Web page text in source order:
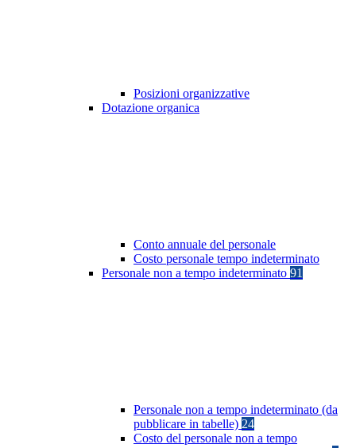
Posizioni organizzative
Dotazione organica
Conto annuale del personale
Costo personale tempo indeterminato
Personale non a tempo indeterminato 91
Personale non a tempo indeterminato (da
pubblicare in tabelle) 24
Costo del personale non a tempo